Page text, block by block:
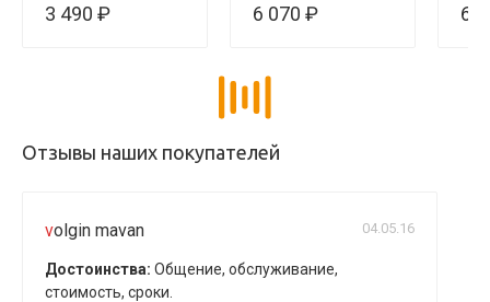
3 490 ₽
резонансный
6 070 ₽ 6
Отзывы наших покупателей
volgin mavan 04.05.16
Достоинства: Общение, обслуживание,
стоимость, сроки.